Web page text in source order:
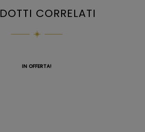
CORRELATI
IN OFFERTA!